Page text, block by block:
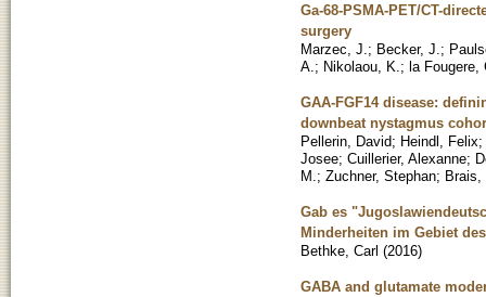
Ga-68-PSMA-PET/CT-
surgery
Marzec, J. ; Becker, J. ;
A. ; Nikolaou, K. ; la Fougere,
GAA-FGF14 disease:
downbeat nystagmus
Pellerin, David; Heindl, Felix;
Josee; Cuillerier, Alexanne;
M. ; Zuchner, Stephan; Brais,
Gab es
Minderheiten im Gebiet
Bethke, Carl (2016)
GABA and glutamate